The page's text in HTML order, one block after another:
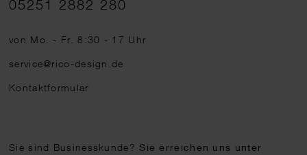
05251 2882 280
von Mo. - Fr. 8:30 - 17 Uhr
service@rico-design.de
Kontaktformular
Sie sind Businesskunde?Sie erreichen uns unter